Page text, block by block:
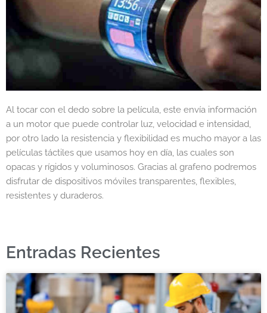
Al tocar con el dedo sobre la película, este envía información
a un motor que puede controlar luz, velocidad e intensidad,
por otro lado la resistencia y flexibilidad es mucho mayor a las
películas táctiles que usamos hoy en día, las cuales son
opacas y rígidos y voluminosos. Gracias al grafeno podremos
disfrutar de dispositivos móviles transparentes, flexibles,
resistentes y duraderos.
Entradas Recientes